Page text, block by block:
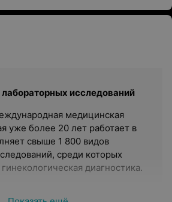
исследований
медицинская
уже более 20 лет работает в
свыше 1 800 видов
среди которых
гинекологическая диагностика.